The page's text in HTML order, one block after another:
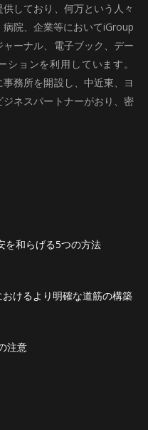
しており、何万という人々
院、企業等においてiGroup
ーナル、電子ブック、デー
ョンを利用しています。
務所を開設し、中近東、ヨ
ネスパートナーがおり、密
を和らげる5つの方法
けるより明確な道筋の構築
注意